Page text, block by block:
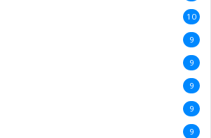
10
9
9
9
9
9